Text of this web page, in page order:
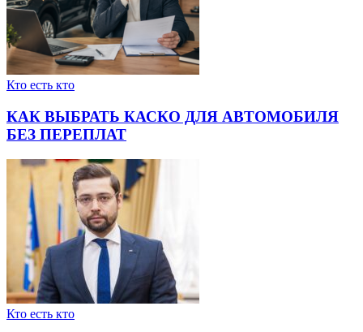
Кто есть кто
КАК ВЫБРАТЬ КАСКО ДЛЯ АВТОМОБИЛЯ
БЕЗ ПЕРЕПЛАТ
Кто есть кто